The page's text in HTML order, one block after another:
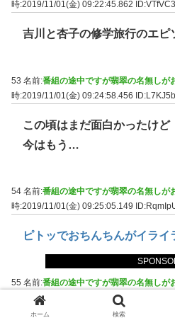
時:2019/11/01(金) 09:22:45.862
吉川と杏子の修学旅行のエピ
53 名前:番組の途中ですが翡翠の名無しが
時:2019/11/01(金) 09:24:58.456
この頃はまだ面白かったけど
今はもう…
54 名前:番組の途中ですが翡翠の名無しが
時:2019/11/01(金) 09:25:05.149
ピトッでおちんちんがイライ
55 名前:番組の途中ですが翡翠の名無しが
時:2019/11/01(金) 09:25:14.248
ホーム 検索